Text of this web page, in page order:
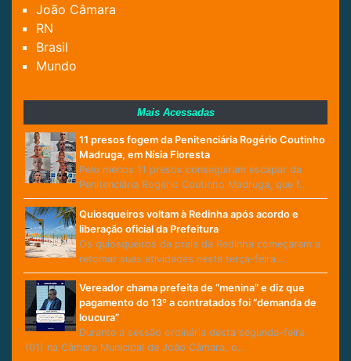
João Câmara
RN
Brasil
Mundo
Mais Acessadas
11 presos fogem da Penitenciária Rogério Coutinho
Madruga, em Nísia Floresta
Pelo menos 11 presos conseguiram escapar da
Penitenciária Rogério Coutinho Madruga, que f…
Quiosqueiros voltam à Redinha após acordo e
liberação oficial da Prefeitura
Os quiosqueiros da praia da Redinha começaram a
retomar suas atividades nesta terça-feira…
Vereador chama prefeita de “menina” e diz que
pagamento do 13º a contratados foi “demanda de
loucura”
Durante a sessão ordinária desta segunda-feira
(01) na Câmara Municipal de João Câmara, o…